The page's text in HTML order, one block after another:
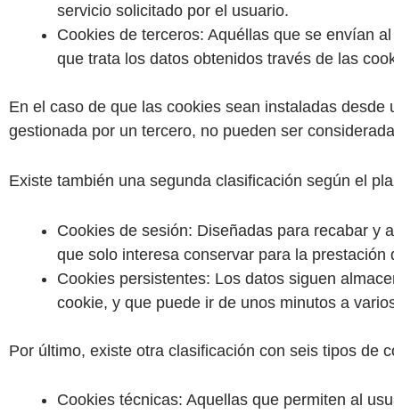
servicio solicitado por el usuario.
Cookies de terceros: Aquéllas que se envían
que trata los datos obtenidos través de las
En el caso de que las cookies sean instaladas
gestionada por un tercero, no pueden ser
Existe también una segunda clasificación según el
Cookies de sesión: Diseñadas para recabar y
que solo interesa conservar para la
Cookies persistentes: Los datos siguen
cookie, y que puede ir de unos minutos a
Por último, existe otra clasificación con seis tipos de
Cookies técnicas: Aquellas que permiten al